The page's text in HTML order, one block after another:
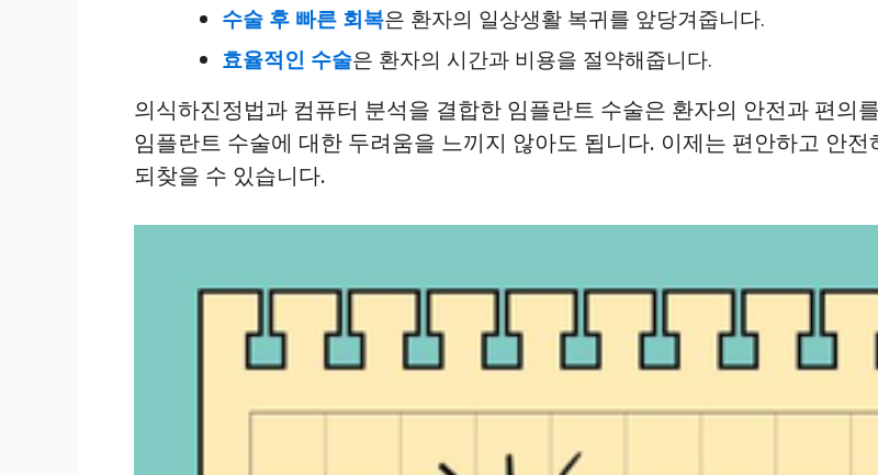
수술 후 빠른 회복은 환자의 일상생활 복귀를 앞당겨줍니다.
효율적인 수술은 환자의 시간과 비용을 절약해줍니다.
의식하진정법과 컴퓨터 분석을 결합한 임플란트 수술은 환자의 안전과 편의
임플란트 수술에 대한 두려움을 느끼지 않아도 됩니다. 이제는 편안하고 안
되찾을 수 있습니다.